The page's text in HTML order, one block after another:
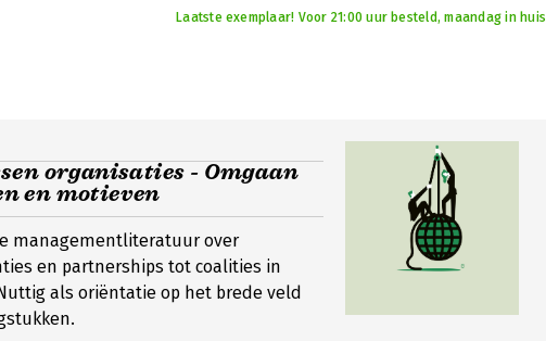
Laatste exemplaar! Voor 21:00 uur besteld, maandag in huis
organisaties - Omgaan
en motieven
managementliteratuur over
en partnerships tot coalities in
als oriëntatie op het brede veld